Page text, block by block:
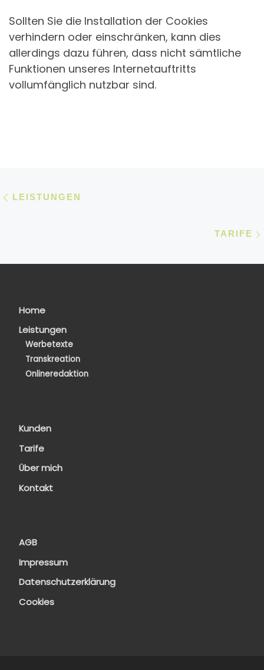
Sollten Sie die Installation der Cookies
verhindern oder einschränken, kann dies
allerdings dazu führen, dass nicht sämtliche
Funktionen unseres Internetauftritts
vollumfänglich nutzbar sind.
Beitragsnavigation
LEISTUNGEN
TARIFE
Home
Leistungen
Werbetexte
Transkreation
Onlineredaktion
Kunden
Tarife
Über mich
Kontakt
AGB
Impressum
Datenschutzerklärung
Cookies